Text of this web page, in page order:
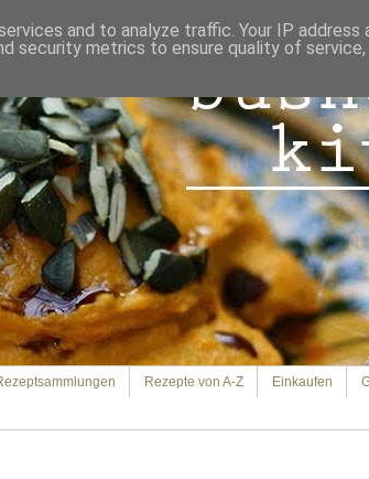
Rezepte von A-Z Einkaufen
and to analyze traffic. Your IP address
security metrics to ensure quality of